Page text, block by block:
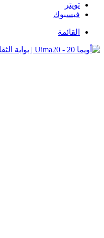
تويتر
فيسبوك
القائمة